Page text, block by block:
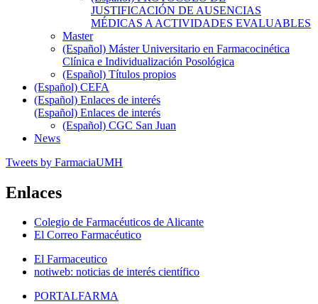
JUSTIFICACIÓN DE AUSENCIAS
MÉDICAS A ACTIVIDADES EVALUABLES
Master
(Español) Máster Universitario en Farmacocinética
Clínica e Individualización Posológica
(Español) Títulos propios
(Español) CEFA
(Español) Enlaces de interés
(Español) Enlaces de interés
(Español) CGC San Juan
News
Tweets by FarmaciaUMH
Enlaces
Colegio de Farmacéuticos de Alicante
El Correo Farmacéutico
El Farmaceutico
notiweb: noticias de interés científico
PORTALFARMA